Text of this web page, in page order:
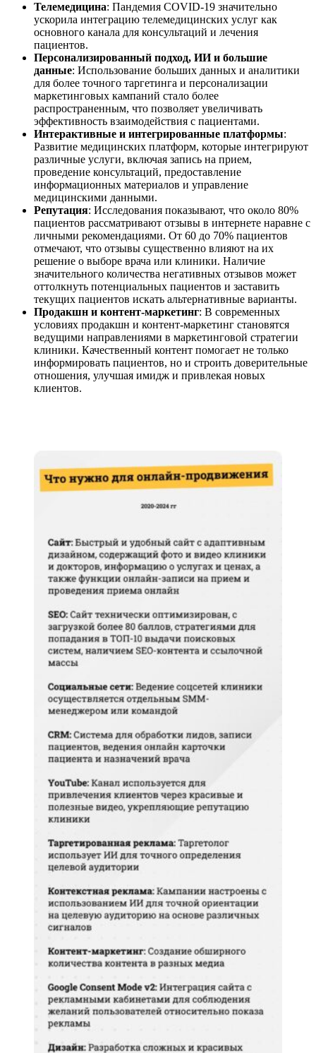
Телемедицина: Пандемия COVID-19 значительно
ускорила интеграцию телемедицинских услуг как
основного канала для консультаций и лечения
пациентов.
Персонализированный подход, ИИ и большие
данные: Использование больших данных и аналитики
для более точного таргетинга и персонализации
маркетинговых кампаний стало более
распространенным, что позволяет увеличивать
эффективность взаимодействия с пациентами.
Интерактивные и интегрированные платформы:
Развитие медицинских платформ, которые интегрируют
различные услуги, включая запись на прием,
проведение консультаций, предоставление
информационных материалов и управление
медицинскими данными.
Репутация: Исследования показывают, что около 80%
пациентов рассматривают отзывы в интернете наравне с
личными рекомендациями. От 60 до 70% пациентов
отмечают, что отзывы существенно влияют на их
решение о выборе врача или клиники. Наличие
значительного количества негативных отзывов может
оттолкнуть потенциальных пациентов и заставить
текущих пациентов искать альтернативные варианты.
Продакшн и контент-маркетинг: В современных
условиях продакшн и контент-маркетинг становятся
ведущими направлениями в маркетинговой стратегии
клиники. Качественный контент помогает не только
информировать пациентов, но и строить доверительные
отношения, улучшая имидж и привлекая новых
клиентов.